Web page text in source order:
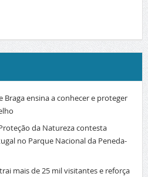
ensina a conhecer e proteger
da Natureza contesta
no Parque Nacional da Peneda-
mais de 25 mil visitantes e reforça